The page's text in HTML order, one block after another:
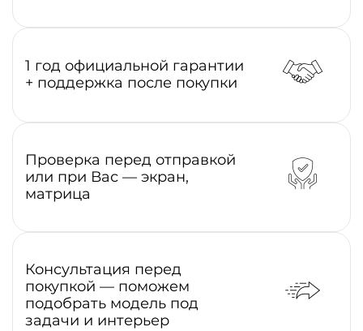
1 год официальной гарантии
+ поддержка после покупки
Проверка перед отправкой
или при Вас — экран,
матрица
Консультация перед
покупкой — поможем
подобрать модель под
задачи и интерьер